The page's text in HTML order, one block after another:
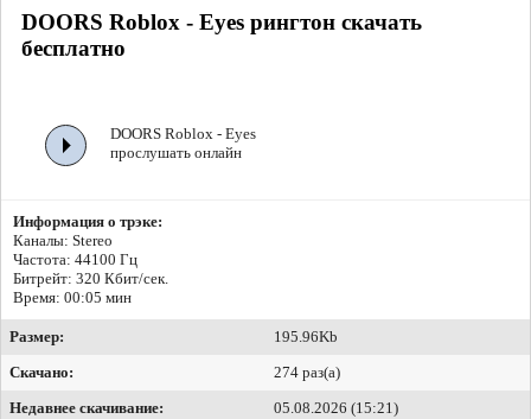
DOORS Roblox - Eyes рингтон скачать
бесплатно
DOORS Roblox - Eyes
прослушать онлайн
Информация о трэке:
Каналы: Stereo
Частота: 44100 Гц
Битрейт: 320 Кбит/сек.
Время: 00:05 мин
Размер:
195.96Kb
Скачано:
274 раз(а)
Недавнее скачивание:
05.08.2026 (15:21)